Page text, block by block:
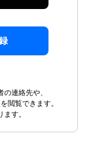
連絡先や、
閲覧できます。
す。